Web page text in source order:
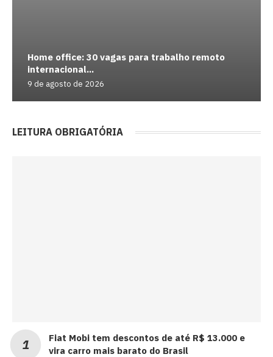
Home office: 30 vagas para trabalho remoto
internacional...
9 de agosto de 2026
LEITURA OBRIGATÓRIA
Fiat Mobi tem descontos de até R$ 13.000 e
vira carro mais barato do Brasil